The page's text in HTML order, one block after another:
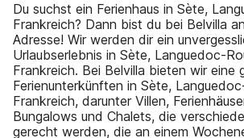
Du suchst ein Ferienhaus in Sète,
Frankreich? Dann bist du bei Belvilla
Adresse! Wir werden dir ein
Urlaubserlebnis in Sète, Languedoc-
Frankreich. Bei Belvilla bieten wir eine
Ferienunterkünften in Sète,
Frankreich, darunter Villen,
Bungalows und Chalets, die
gerecht werden, die an einem